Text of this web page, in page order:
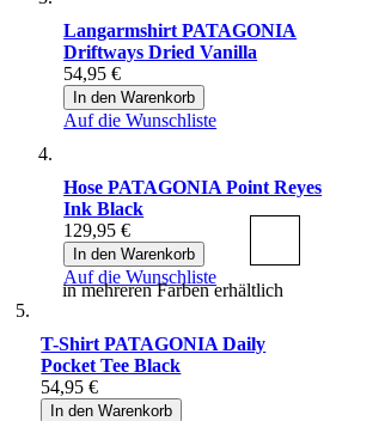
Langarmshirt PATAGONIA
Driftways Dried Vanilla
54,95 €
In den Warenkorb
Auf die Wunschliste
Hose PATAGONIA Point Reyes
Ink Black
129,95 €
In den Warenkorb
Auf die Wunschliste
in mehreren Farben erhältlich
T-Shirt PATAGONIA Daily
Pocket Tee Black
54,95 €
In den Warenkorb